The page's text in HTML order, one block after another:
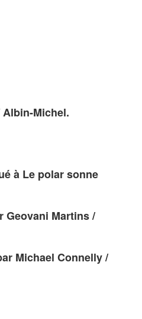
Albin-Michel.
à Le polar sonne
Geovani Martins /
Michael Connelly /